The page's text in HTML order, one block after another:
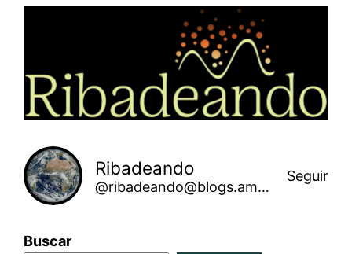
Ribadeando
@ribadeando@blogs.amarinha.gal
Seguir
Buscar